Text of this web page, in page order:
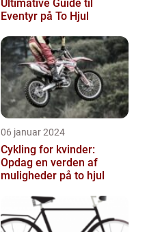
Ultimative Guide til
Eventyr på To Hjul
06 januar 2024
Cykling for kvinder:
Opdag en verden af
muligheder på to hjul